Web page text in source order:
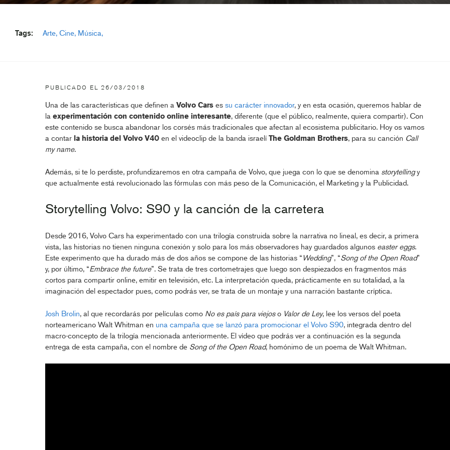
Tags: Arte Cine Música
PUBLICADO EL 26/03/2018
Una de las características que definen a Volvo Carses su carácter innovador, y en esta ocasión, queremos hablar de
la experimentación con contenido online interesante, diferente (que el público, realmente, quiera compartir). Con
este contenido se busca abandonar los corsés más tradicionales que afectan al ecosistema publicitario. Hoy os vamos
a contar la historia del Volvo V40en el videoclip de la banda israelí The Goldman Brothers, para su canción Call
my name.
Además, si te lo perdiste, profundizaremos en otra campaña de Volvo, que juega con lo que se denomina storytellingy
que actualmente está revolucionado las fórmulas con más peso de la Comunicación, el Marketing y la Publicidad.
Storytelling Volvo: S90 y la canción de la carretera
Desde 2016, Volvo Cars ha experimentado con una trilogía construida sobre la narrativa no lineal, es decir, a primera
vista, las historias no tienen ninguna conexión y solo para los más observadores hay guardados algunos easter eggs.
Este experimento que ha durado más de dos años se compone de las historias “Wedding”, “Song of the Open Road”
y, por último, “Embrace the future”. Se trata de tres cortometrajes que luego son despiezados en fragmentos más
cortos para compartir online, emitir en televisión, etc. La interpretación queda, prácticamente en su totalidad, a la
imaginación del espectador pues, como podrás ver, se trata de un montaje y una narración bastante críptica.
Josh Brolin, al que recordarás por películas como No es país para viejoso Valor de Ley, lee los versos del poeta
norteamericano Walt Whitman en una campaña que se lanzó para promocionar el Volvo S90, integrada dentro del
macro-concepto de la trilogía mencionada anteriormente. El vídeo que podrás ver a continuación es la segunda
entrega de esta campaña, con el nombre de Song of the Open Road, homónimo de un poema de Walt Whitman.